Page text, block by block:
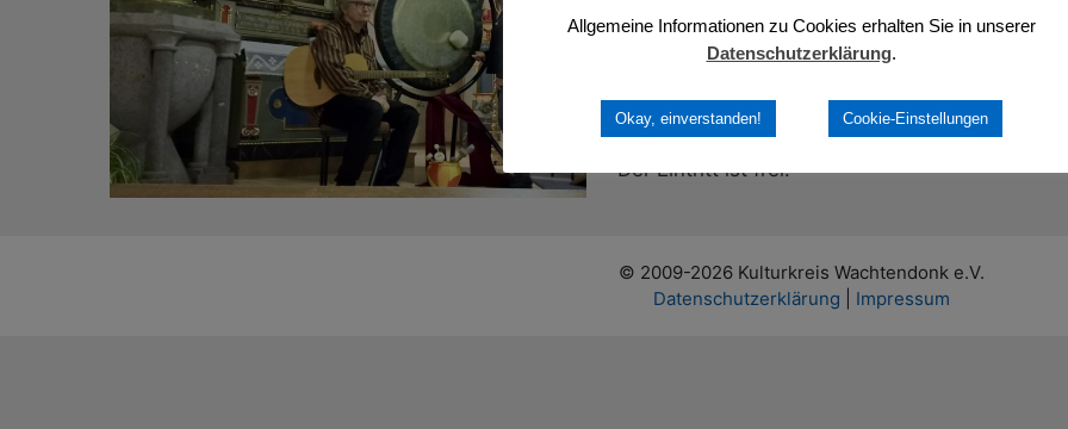
Wesen präsentiert ihr Programm dieses Mal
: Gong, Klangschalen,
Frank Preuß: akustische Gitarren,
Der Eintritt ist frei.
© 2009-2026 Kulturkreis Wachtendonk e.V.
Datenschutzerklärung
Impressum
Allgemeine Informationen zu Cookies erhalten Sie in unserer
Datenschutzerklärung.
Okay, einverstanden! Cookie-Einstellungen